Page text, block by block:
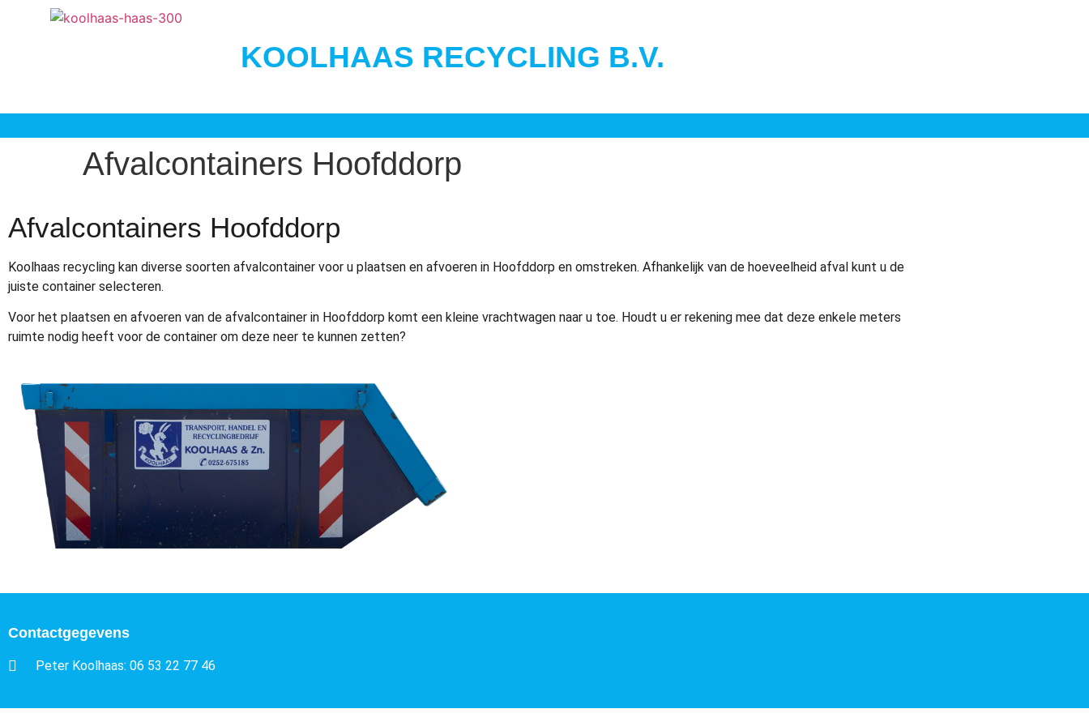
KOOLHAAS RECYCLING B.V.
Afvalcontainers Hoofddorp
Afvalcontainers Hoofddorp
Koolhaas recycling kan diverse soorten afvalcontainer voor u plaatsen en afvoeren in Hoofddorp en omstreken. Afhankelijk van de hoeveelheid afval kunt u de
juiste container selecteren.
Voor het plaatsen en afvoeren van de afvalcontainer in Hoofddorp komt een kleine vrachtwagen naar u toe. Houdt u er rekening mee dat deze enkele meters
ruimte nodig heeft voor de container om deze neer te kunnen zetten?
Contactgegevens
Peter Koolhaas: 06 53 22 77 46